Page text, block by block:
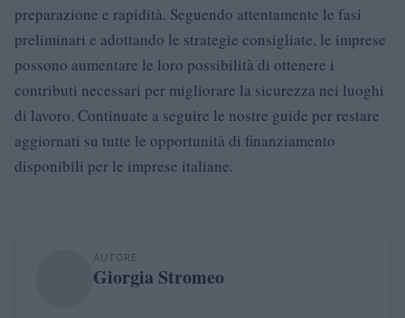
preparazione e rapidità. Seguendo attentamente le fasi
preliminari e adottando le strategie consigliate, le imprese
possono aumentare le loro possibilità di ottenere i
contributi necessari per migliorare la sicurezza nei luoghi
di lavoro. Continuate a seguire le nostre guide per restare
aggiornati su tutte le opportunità di finanziamento
disponibili per le imprese italiane.
AUTORE
Giorgia Stromeo